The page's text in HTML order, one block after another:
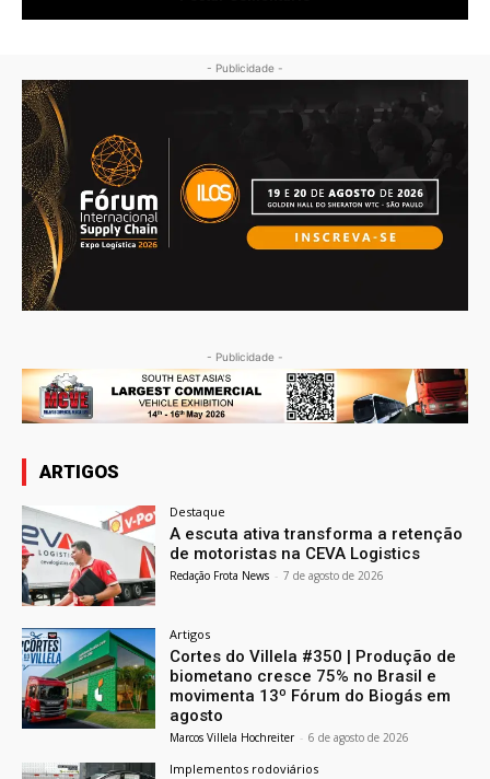
- Publicidade -
- Publicidade -
ARTIGOS
Destaque
A escuta ativa transforma a retenção
de motoristas na CEVA Logistics
Redação Frota News - 7 de agosto de 2026
Artigos
Cortes do Villela #350 | Produção de
biometano cresce 75% no Brasil e
movimenta 13º Fórum do Biogás em
agosto
Marcos Villela Hochreiter - 6 de agosto de 2026
Implementos rodoviários